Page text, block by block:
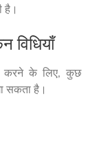
है।
विधियाँ
करने के लिए, कुछ
सकता है।